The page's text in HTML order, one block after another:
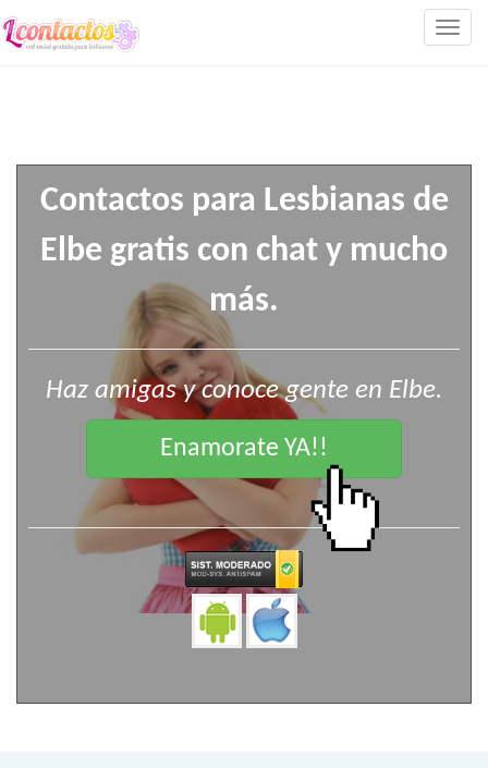
Contactos para Lesbianas de
Elbe gratis con chat y mucho
más.
Haz amigas y conoce gente en Elbe.
Enamorate YA!!